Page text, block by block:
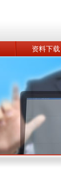
资料下载